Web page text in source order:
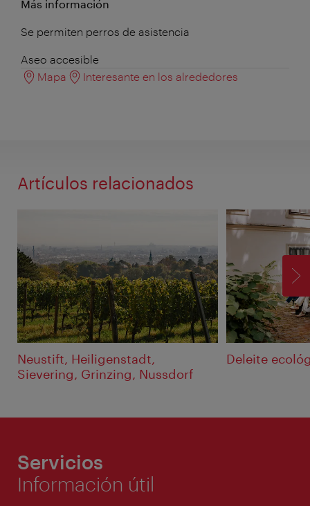
Más información
Se permiten perros de asistencia
Aseo accesible
Mapa
Interesante en los alrededores
Artículos relacionados
Neustift, Heiligenstadt,
Sievering, Grinzing, Nussdorf
Deleite
Servicios
Información útil